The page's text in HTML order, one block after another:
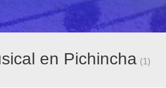
en Pichincha (1)